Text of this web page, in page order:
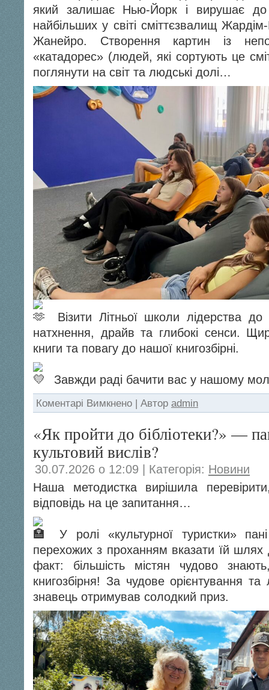
який залишає Нью-Йорк і вирушає
найбільших у світі сміттєзвалищ
Жанейро. Створення картин із
«катадорес» (людей, які сортують це
поглянути на світ та людські долі…
Візити Літньої школи лідерства
натхнення, драйв та глибокі сенси.
книги та повагу до нашої книгозбірні.
Завжди раді бачити вас у нашому
Коментарі Вимкнено до
Літо,
та
у
нашому
просторі
| Автор admin
«Як пройти до бібліотеки?» —
культовий вислів?
30.07.2026 о 12:09 | Категорія: Новини
Наша методистка вирішила
відповідь на це запитання…
У ролі «культурної туристки»
перехожих з проханням вказати їй шлях
факт: більшість містян чудово
книгозбірня! За чудове орієнтування
знавець отримував солодкий приз.